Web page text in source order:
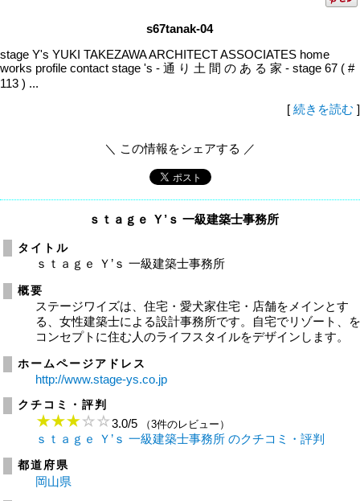
s67tanak-04
stage Y's YUKI TAKEZAWA ARCHITECT ASSOCIATES home
works profile contact stage 's - 通 り 土 間 の あ る 家 - stage 67 ( #
113 ) ...
[ 続きを読む ]
＼ この情報をシェアする ／
ｓｔａｇｅ Ｙ’ｓ 一級建築士事務所
タイトル
ｓｔａｇｅ Ｙ’ｓ 一級建築士事務所
概要
ステージワイズは、住宅・愛犬家住宅・店舗をメインとす
る、女性建築士による設計事務所です。自宅でリゾート、
コンセプトに住む人のライフスタイルをデザインします。
ホームページアドレス
http://www.stage-ys.co.jp
クチコミ・評判
3.0/5 （3件のレビュー）
ｓｔａｇｅ Ｙ’ｓ 一級建築士事務所 のクチコミ・評判
都道府県
岡山県